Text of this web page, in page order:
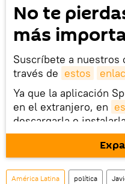
No te
más
Suscríbete a nuestros
través de estos
Ya que la aplicación
en el extranjero, en
descargarla e
móvil (¡solo para
También tenemos
social rusa VK .
América Latina política